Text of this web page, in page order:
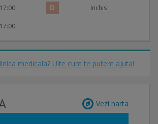
D Inchis
medicala? Uite cum te putem ajuta!
Vezi harta